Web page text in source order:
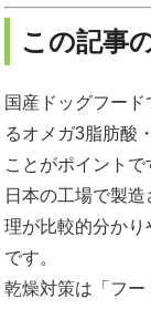
この記事
国産ドッグフー
るオメガ3脂肪酸
ことがポイントで
日本の工場で製
理が比較的分か
です。
乾燥対策は「フ